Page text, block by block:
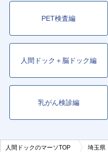
PET検査編
人間ドック＋脳ドック編
乳がん検診編
人間ドックのマーソTOP 埼玉県